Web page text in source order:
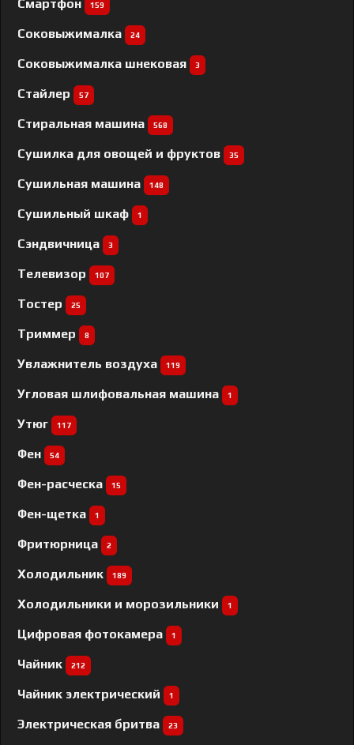
Смартфон 159
Соковыжималка 24
Соковыжималка шнековая 3
Стайлер 57
Стиральная машина 568
Сушилка для овощей и фруктов 35
Сушильная машина 148
Сушильный шкаф 1
Сэндвичница 3
Телевизор 107
Тостер 25
Триммер 8
Увлажнитель воздуха 119
Угловая шлифовальная машина 1
Утюг 117
Фен 54
Фен-расческа 15
Фен-щетка 1
Фритюрница 2
Холодильник 189
Холодильники и морозильники 1
Цифровая фотокамера 1
Чайник 212
Чайник электрический 1
Электрическая бритва 23